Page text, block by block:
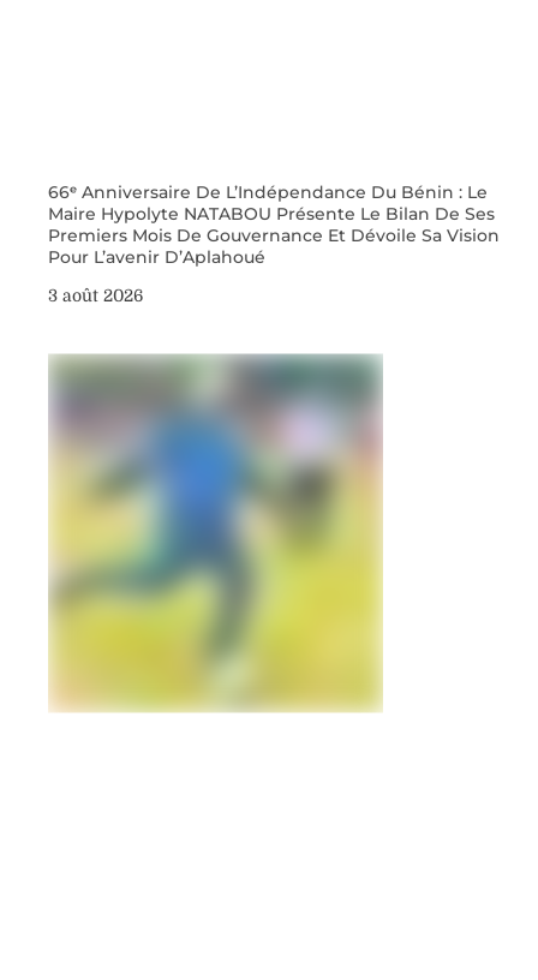
66ᵉ Anniversaire De L’Indépendance Du Bénin : Le
Maire Hypolyte NATABOU Présente Le Bilan De Ses
Premiers Mois De Gouvernance Et Dévoile Sa Vision
Pour L’avenir D’Aplahoué
3 août 2026